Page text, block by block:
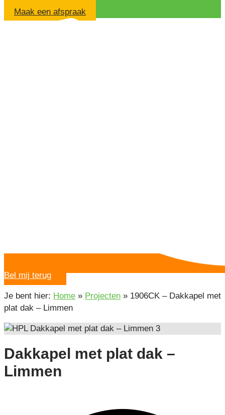
Maak een afspraak
Bel mij terug
Je bent hier: Home » Projecten » 1906CK – Dakkapel met
plat dak – Limmen
Dakkapel met plat dak –
Limmen